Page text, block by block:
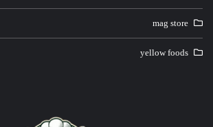
mag store
yellow foods